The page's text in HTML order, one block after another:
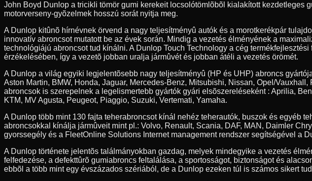
John Boyd Dunlop a tricikli tömör gumi kerekeit locsolótömlõbõl kialakított
motorverseny-gyõzelmek hosszú sorát nyitja meg.
A Dunlop kitûnõ hírnévnek örvend a nagy teljesítményû autók és a morotkerékpár
innovatív abroncsot mutatott be az évek során. Mindig a vezetés élményének a
technológiájú abroncsot tud kínálni. A Dunlop Touch Technology a cég
érzékelésében, így a vezetõ jobban uralja jármûvét és jobban átéli a vezetés örömét.
A Dunlop a világ egyiki legjelentõsebb nagy teljesítményû (HP és UHP) abroncs
Aston Martin, BMW, Honda, Jaguar, Mercedes-Benz, Mitsubishi, Nissan, Opel/
abroncsok is szerepelnek a legelismertebb gyártók gyári elsõszereléseként : Aprilia,
KTM, MV Agusta, Peugeot, Piaggio, Suzuki, Vertemati, Yamaha.
A Dunlop több mint 130 fajta teherabroncsot kínál nehéz teherautók, buszok és egyéb
abroncsokkal kínálja jármûveit mint pl.: Volvo, Renault, Scania, DAF, MAN, Daimler
gyorssegély és a FleetOnline Solutions Internet management rendszer segítségével a
A Dunlop története jelentõs találmányokban gazdag, melyek mindegyike a vezetés
felfedezése, a defekttûrõ gumiabroncs feltalálása, a sportosságot, biztonságot és
ebbõl a több mint egy évszázados szériából, de a Dunlop ezeken túl is számos sikert